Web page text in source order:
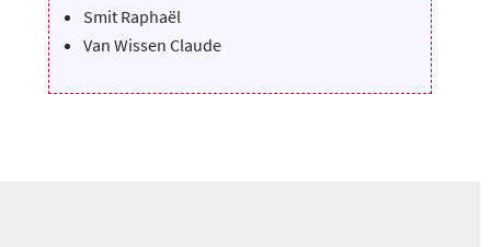
Smit Raphaël
Van Wissen Claude